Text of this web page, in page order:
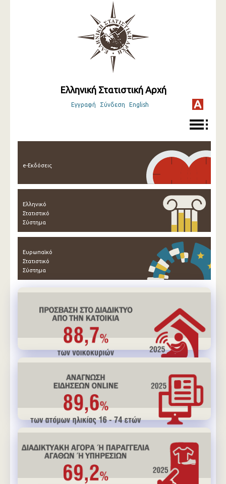
Ελληνική Στατιστική Αρχή
Εγγραφή Σύνδεση English
e-Εκδόσεις
Ελληνικό
Στατιστικό
Σύστημα
Ευρωπαϊκό
Στατιστικό
Σύστημα